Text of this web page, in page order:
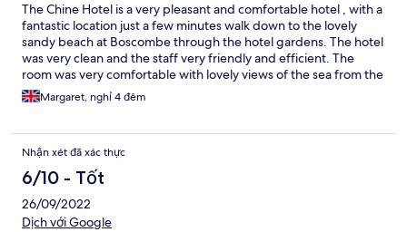
The Chine Hotel is a very pleasant and comfortable hotel , with a
fantastic location just a few minutes walk down to the lovely
sandy beach at Boscombe through the hotel gardens. The hotel
was very clean and the staff very friendly and efficient. The
room was very comfortable with lovely views of the sea from the
balcony. The food was very good although we found that the
evening menu was very limited. Our one observation would be
from being hotter. We did not use the swimming pool or gym
during our stay as we did not have time , but they looked very
inviting. The car parking was adequate but in high season we
would imagine that it would be difficult to secure a space.
Would thoroughly recommend this hotel for families and
couples.
Margaret, nghỉ 4 đêm
Nhận xét đã xác thực
6/10 - Tốt
26/09/2022
Dịch với Google